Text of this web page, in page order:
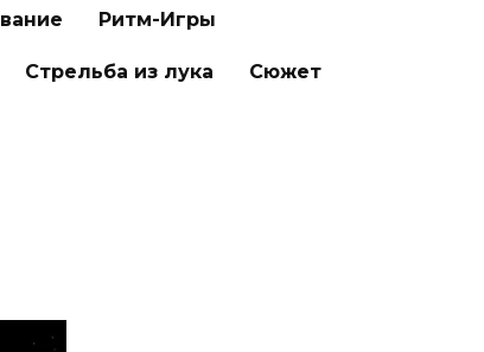
Ритм-Игры
Стрельба из лука Сюжет